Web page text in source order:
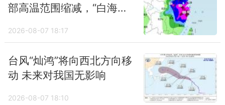
部高温范围缩减，“白海
周末开启
2026-08-07 18:17
台风“灿鸿”将向西北方向移
动 未来对我国无影响
2026-08-07 18:10